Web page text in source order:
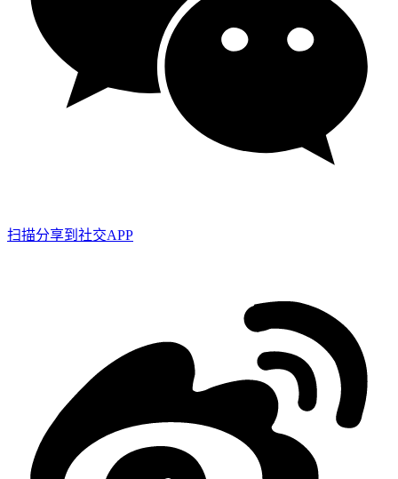
扫描分享到社交APP